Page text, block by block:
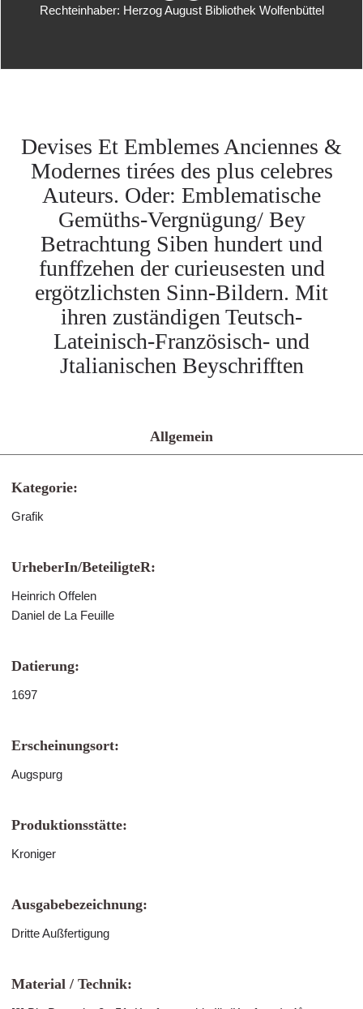
Rechteinhaber: Herzog August Bibliothek Wolfenbüttel
Devises Et Emblemes Anciennes &
Modernes tirées des plus celebres
Auteurs. Oder: Emblematische
Gemüths-Vergnügung/ Bey
Betrachtung Siben hundert und
funffzehen der curieusesten und
ergötzlichsten Sinn-Bildern. Mit
ihren zuständigen Teutsch-
Lateinisch-Französisch- und
Jtalianischen Beyschrifften
Allgemein
Kategorie:
Grafik
UrheberIn/BeteiligteR:
Heinrich Offelen
Daniel de La Feuille
Datierung:
1697
Erscheinungsort:
Augspurg
Produktionsstätte:
Kroniger
Ausgabebezeichnung:
Dritte Außfertigung
Material / Technik: